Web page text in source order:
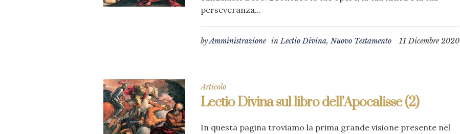
perseveranza...
11 Dicembre 2020
byAmministrazione inLectio Divina, Nuovo Testamento
Articolo
Lectio Divina sul libro dell’Apocalisse (2)
In questa pagina troviamo la prima grande visione presente nel